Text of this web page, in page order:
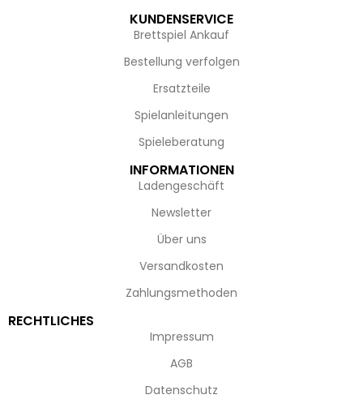
KUNDENSERVICE
Brettspiel Ankauf
Bestellung verfolgen
Ersatzteile
Spielanleitungen
Spieleberatung
INFORMATIONEN
Ladengeschäft
Newsletter
Über uns
Versandkosten
Zahlungsmethoden
RECHTLICHES
Impressum
AGB
Datenschutz